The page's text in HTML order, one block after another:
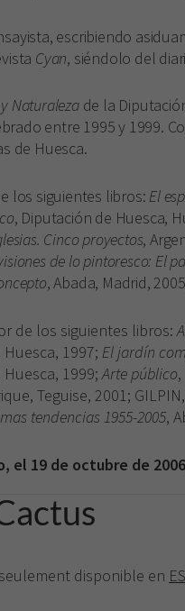
escribiendo
Cyan, siéndolo del
Naturalezade la
entre 1995 y 1999.
de Huesca.
los siguientes libros: El
, Diputación de Huesca,
Cinco proyectos,
de lo pintoresco: El
, Abada, Madrid,
de los siguientes libros:
1997; El jardín
Huesca, 1999;Arte público
Teguise, 2001;
tendencias 1955-2005,
el 19 de octubre de
disponible en ES